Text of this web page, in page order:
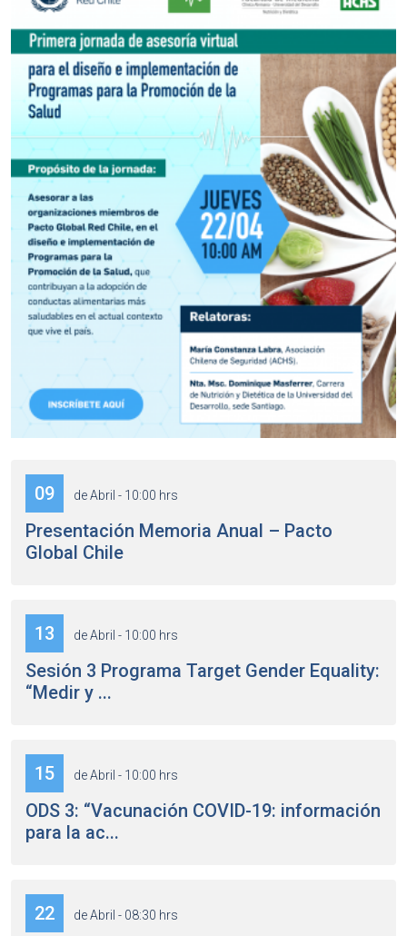
09 de Abril - 10:00 hrs
Presentación Memoria Anual – Pacto
Global Chile
13 de Abril - 10:00 hrs
Sesión 3 Programa Target Gender Equality:
“Medir y ...
15 de Abril - 10:00 hrs
ODS 3: “Vacunación COVID-19: información
para la ac...
22 de Abril - 08:30 hrs